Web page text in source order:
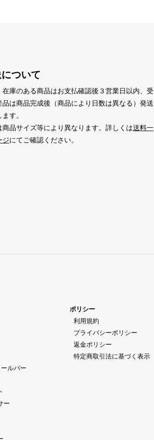
ついて
在庫のある商品はお支払確認後３営業日以内、受
品は商品完成後（商品により日数は異なる）発送
す。
商品サイズ等により異なります。詳しくは送料一
ジにてご確認ください。
ルバー
ー
ポリシー
利用規約
プライバシーポリシー
返金ポリシー
特定商取引法に基づく表示